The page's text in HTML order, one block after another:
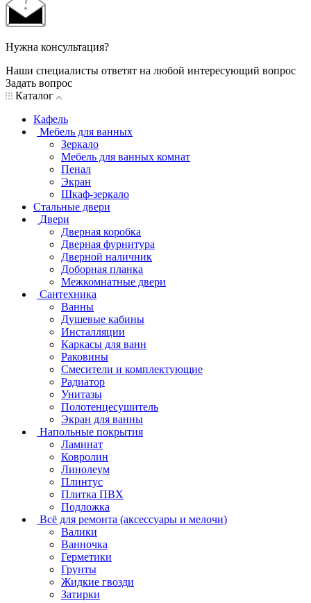
Нужна консультация?
Наши специалисты ответят на любой интересующий вопрос
Задать вопрос
Каталог
Кафель
Мебель для ванных
Зеркало
Мебель для ванных комнат
Пенал
Экран
Шкаф-зеркало
Стальные двери
Двери
Дверная коробка
Дверная фурнитура
Дверной наличник
Доборная планка
Межкомнатные двери
Сантехника
Ванны
Душевые кабины
Инсталляции
Каркасы для ванн
Раковины
Смесители и комплектующие
Радиатор
Унитазы
Полотенцесушитель
Экран для ванны
Напольные покрытия
Ламинат
Ковролин
Линолеум
Плинтус
Плитка ПВХ
Подложка
Всё для ремонта (аксессуары и мелочи)
Валики
Ванночка
Герметики
Грунты
Жидкие гвозди
Затирки